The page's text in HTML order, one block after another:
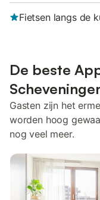
Fietsen langs de
De beste
Gasten zijn het
worden hoog
nog veel meer.